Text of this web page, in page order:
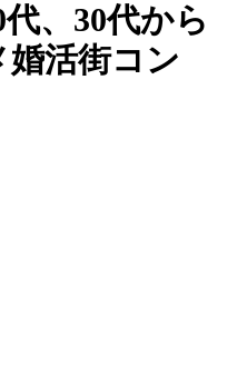
、30代から
活街コン